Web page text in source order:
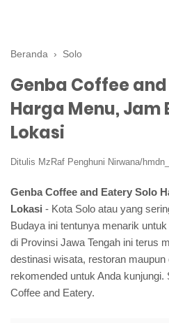
Beranda › Solo
Genba Coffee
Harga Menu, Jam
Lokasi
Ditulis MzRaf Penghuni Nirwana/
Genba Coffee and Eatery Solo
Lokasi - Kota Solo atau yang
Budaya ini tentunya menarik
di Provinsi Jawa Tengah ini terus
destinasi wisata, restoran
rekomended untuk Anda
Coffee and Eatery.